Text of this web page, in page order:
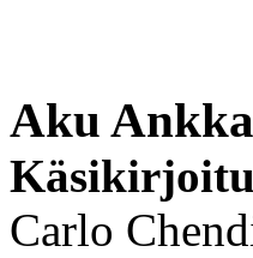
Aku
Carlo